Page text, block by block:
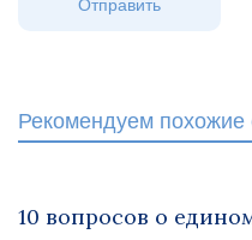
Рекомендуем похожие
10 вопросов о